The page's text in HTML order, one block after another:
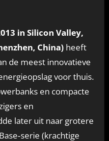
in Silicon Valley,
China) heeft
de meest innovatieve
voor thuis.
en compacte
en
later uit naar grotere
(krachtige